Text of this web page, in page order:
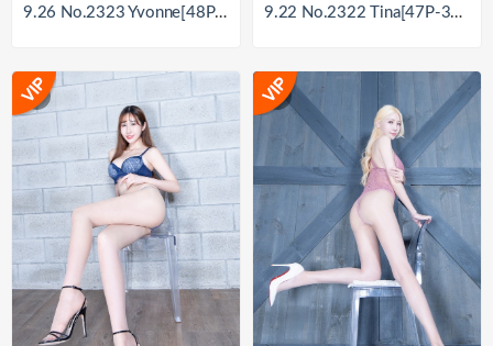
9.26 No.2323 Yvonne[48P-
9.22 No.2322 Tina[47P-304